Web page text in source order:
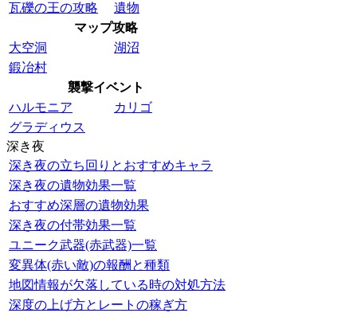
瓦礫の王の攻略
遺物
マップ攻略
大空洞
湖沼
鍛冶村
襲撃イベント
ハルモニア
カリゴ
グラディウス
深き夜
深き夜の立ち回りとおすすめキャラ
深き夜の遺物効果一覧
おすすめ深層の遺物効果
深き夜の付帯効果一覧
ユニーク武器(赤武器)一覧
変異体(赤い敵)の報酬と種類
地図情報が欠落している時の対処方法
深度の上げ方とレートの稼ぎ方